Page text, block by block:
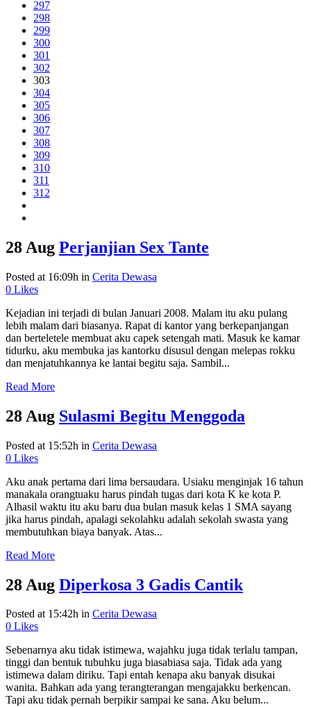
297
298
299
300
301
302
303
304
305
306
307
308
309
310
311
312
28 Aug Perjanjian Sex Tante
Posted at 16:09h in Cerita Dewasa
0 Likes
Kejadian ini terjadi di bulan Januari 2008. Malam itu aku pulang
lebih malam dari biasanya. Rapat di kantor yang berkepanjangan
dan berteletele membuat aku capek setengah mati. Masuk ke kamar
tidurku, aku membuka jas kantorku disusul dengan melepas rokku
dan menjatuhkannya ke lantai begitu saja. Sambil...
Read More
28 Aug Sulasmi Begitu Menggoda
Posted at 15:52h in Cerita Dewasa
0 Likes
Aku anak pertama dari lima bersaudara. Usiaku menginjak 16 tahun
manakala orangtuaku harus pindah tugas dari kota K ke kota P.
Alhasil waktu itu aku baru dua bulan masuk kelas 1 SMA sayang
jika harus pindah, apalagi sekolahku adalah sekolah swasta yang
membutuhkan biaya banyak. Atas...
Read More
28 Aug Diperkosa 3 Gadis Cantik
Posted at 15:42h in Cerita Dewasa
0 Likes
Sebenarnya aku tidak istimewa, wajahku juga tidak terlalu tampan,
tinggi dan bentuk tubuhku juga biasabiasa saja. Tidak ada yang
istimewa dalam diriku. Tapi entah kenapa aku banyak disukai
wanita. Bahkan ada yang terangterangan mengajakku berkencan.
Tapi aku tidak pernah berpikir sampai ke sana. Aku belum...